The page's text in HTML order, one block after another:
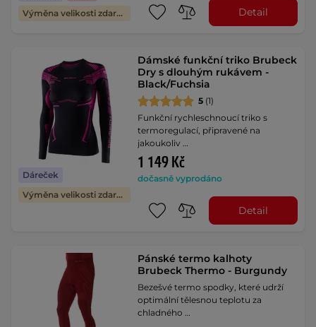
Výměna velikosti zdarma
Detail
Dáreček
Výměna velikosti zdarma
Dámské funkční triko Brubeck
Dry s dlouhým rukávem -
Black/Fuchsia
5 (1)
Funkční rychleschnoucí triko s
termoregulací, připravené na
jakoukoliv …
1 149 Kč
dočasně vyprodáno
Detail
Pánské termo kalhoty
Brubeck Thermo - Burgundy
Bezešvé termo spodky, které udrží
optimální tělesnou teplotu za
chladného …